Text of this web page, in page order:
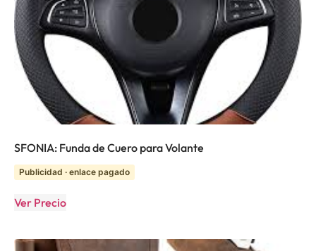
SFONIA: Funda de Cuero para Volante
Publicidad · enlace pagado
Ver Precio